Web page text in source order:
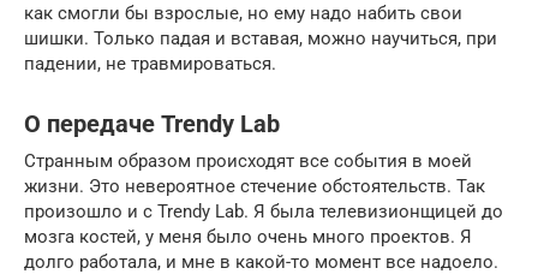
как смогли бы взрослые, но ему надо набить свои
шишки. Только падая и вставая, можно научиться, при
падении, не травмироваться.
О передаче Trendy Lab
Странным образом происходят все события в моей
жизни. Это невероятное стечение обстоятельств. Так
произошло и с Trendy Lab. Я была телевизионщицей до
мозга костей, у меня было очень много проектов. Я
долго работала, и мне в какой-то момент все надоело.